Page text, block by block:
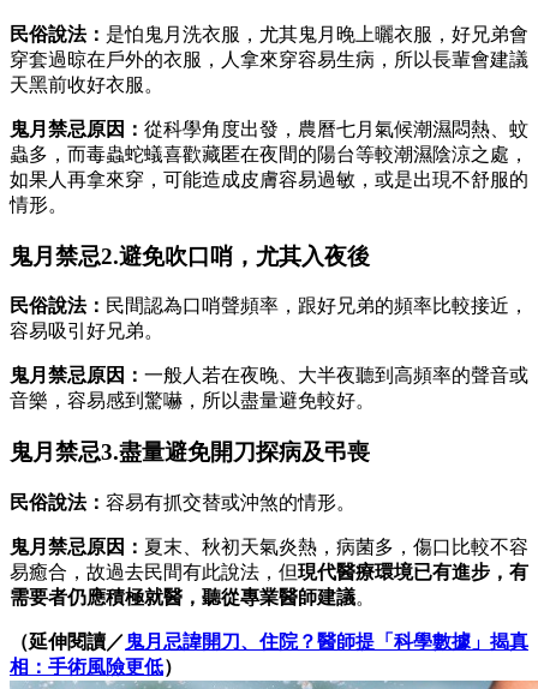
民俗說法： 是怕鬼月洗衣服，尤其鬼月晚上曬衣服，好兄弟會
穿套過晾在戶外的衣服，人拿來穿容易生病，所以長輩會建議
天黑前收好衣服。
鬼月禁忌原因： 從科學角度出發，農曆七月氣候潮濕悶熱、蚊
蟲多，而毒蟲蛇蟻喜歡藏匿在夜間的陽台等較潮濕陰涼之處，
如果人再拿來穿，可能造成皮膚容易過敏，或是出現不舒服的
情形。
鬼月禁忌2.避免吹口哨，尤其入夜後
民俗說法： 民間認為口哨聲頻率，跟好兄弟的頻率比較接近，
容易吸引好兄弟。
鬼月禁忌原因： 一般人若在夜晚、大半夜聽到高頻率的聲音或
音樂，容易感到驚嚇，所以盡量避免較好。
鬼月禁忌3.盡量避免開刀探病及弔喪
民俗說法： 容易有抓交替或沖煞的情形。
鬼月禁忌原因： 夏末、秋初天氣炎熱，病菌多，傷口比較不容
易癒合，故過去民間有此說法，但現代醫療環境已有進步，有
需要者仍應積極就醫，聽從專業醫師建議。
（延伸閱讀／鬼月忌諱開刀、住院？醫師提「科學數據」揭真
相：手術風險更低）